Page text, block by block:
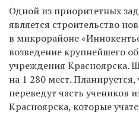
Одной из приоритетных
является строительство
в микрорайоне
возведение крупнейшего
учреждения Красноярска.
на 1 280 мест.
переведут часть учеников
Красноярска, которые